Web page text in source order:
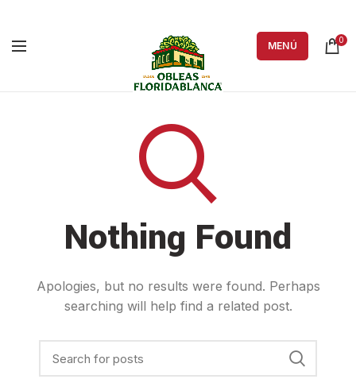
MENÚ 0
Nothing Found
Apologies, but no results were found. Perhaps
searching will help find a related post.